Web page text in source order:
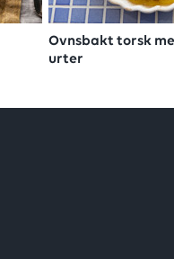
Ovnsbakt torsk
urter